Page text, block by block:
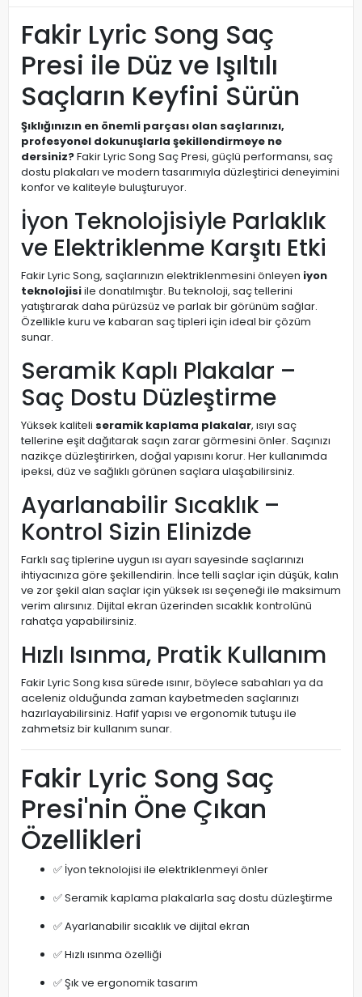
Fakir Lyric Song Saç
Presi ile Düz ve Işıltılı
Saçların Keyfini Sürün
Şıklığınızın en önemli parçası olan saçlarınızı,
profesyonel dokunuşlarla şekillendirmeye ne
dersiniz?Fakir Lyric Song Saç Presi, güçlü performansı, saç
dostu plakaları ve modern tasarımıyla düzleştirici deneyimini
konfor ve kaliteyle buluşturuyor.
İyon Teknolojisiyle Parlaklık
ve Elektriklenme Karşıtı Etki
Fakir Lyric Song, saçlarınızın elektriklenmesini önleyen iyon
teknolojisiile donatılmıştır. Bu teknoloji, saç tellerini
yatıştırarak daha pürüzsüz ve parlak bir görünüm sağlar.
Özellikle kuru ve kabaran saç tipleri için ideal bir çözüm
sunar.
Seramik Kaplı Plakalar –
Saç Dostu Düzleştirme
Yüksek kaliteli seramik kaplama plakalar, ısıyı saç
tellerine eşit dağıtarak saçın zarar görmesini önler. Saçınızı
nazikçe düzleştirirken, doğal yapısını korur. Her kullanımda
ipeksi, düz ve sağlıklı görünen saçlara ulaşabilirsiniz.
Ayarlanabilir Sıcaklık –
Kontrol Sizin Elinizde
Farklı saç tiplerine uygun ısı ayarı sayesinde saçlarınızı
ihtiyacınıza göre şekillendirin. İnce telli saçlar için düşük, kalın
ve zor şekil alan saçlar için yüksek ısı seçeneği ile maksimum
verim alırsınız. Dijital ekran üzerinden sıcaklık kontrolünü
rahatça yapabilirsiniz.
Hızlı Isınma, Pratik Kullanım
Fakir Lyric Song kısa sürede ısınır, böylece sabahları ya da
aceleniz olduğunda zaman kaybetmeden saçlarınızı
hazırlayabilirsiniz. Hafif yapısı ve ergonomik tutuşu ile
zahmetsiz bir kullanım sunar.
Fakir Lyric Song Saç
Presi'nin Öne Çıkan
Özellikleri
✅ İyon teknolojisi ile elektriklenmeyi önler
✅ Seramik kaplama plakalarla saç dostu düzleştirme
✅ Ayarlanabilir sıcaklık ve dijital ekran
✅ Hızlı ısınma özelliği
✅ Şık ve ergonomik tasarım